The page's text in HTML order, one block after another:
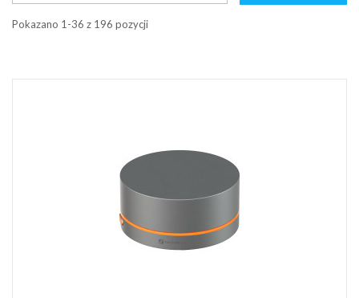
Pokazano 1-36 z 196 pozycji